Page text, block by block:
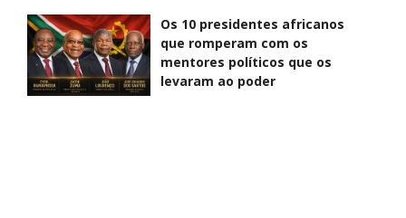
Os 10 presidentes africanos
que romperam com os
mentores políticos que os
levaram ao poder